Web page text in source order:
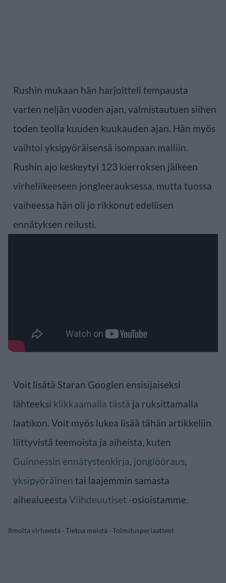
Rushin mukaan hän harjoitteli tempausta
varten neljän vuoden ajan, valmistautuen siihen
toden teolla kuuden kuukauden ajan. Hän myös
vaihtoi yksipyöräisensä isompaan malliin.
Rushin ajo keskeytyi 123 kierroksen jälkeen
virheliikeeseen jongleerauksessa, mutta tuossa
vaiheessa hän oli jo rikkonut edellisen
ennätyksen reilusti.
Voit lisätä Staran Googlen ensisijaiseksi
lähteeksi klikkaamalla tästä ja ruksittamalla
laatikon. Voit myös lukea lisää tähän artikkeliin
liittyvistä teemoista ja aiheista, kuten
Guinnessin ennätystenkirja, jonglööraus,
yksipyöräinen tai laajemmin samasta
aihealueesta Viihdeuutiset -osioistamme.
Ilmoita virheestä · Tietoa meistä · Toimitusperiaatteet